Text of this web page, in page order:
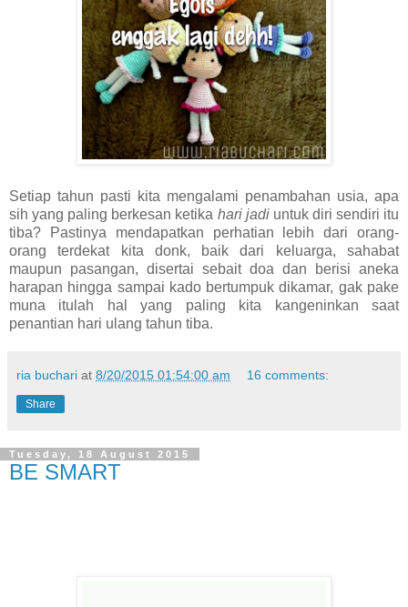
Setiap tahun pasti kita mengalami penambahan usia, apa
sih yang paling berkesan ketika hari jadiuntuk diri sendiri itu
tiba? Pastinya mendapatkan perhatian lebih dari orang-
orang terdekat kita donk, baik dari keluarga, sahabat
maupun pasangan, disertai sebait doa dan berisi aneka
harapan hingga sampai kado bertumpuk dikamar, gak pake
muna itulah hal yang paling kita kangeninkan saat
penantian hari ulang tahun tiba.
ria buchari at 8/20/2015 01:54:00 am 16 comments:
Share
Tuesday, 18 August 2015
BE SMART